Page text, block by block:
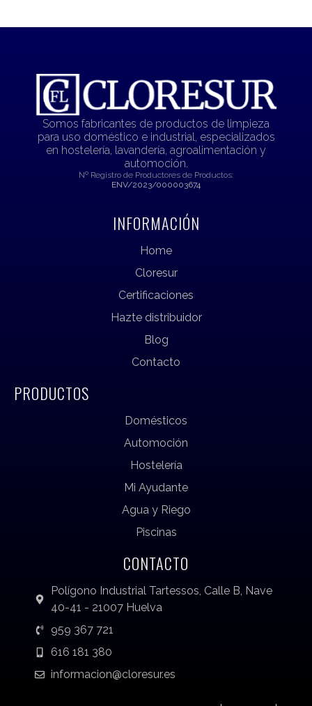
Somos fabricantes de productos de limpieza
para uso doméstico e industrial, especializados
en hostelería, lavandería, agroalimentación y
automoción.
Nº Registro de Productores de Productos:
ENV/2023/000003674
INFORMACIÓN
Home
Cloresur
Certificaciones
Hazte distribuidor
Blog
Contacto
PRODUCTOS
Domésticos
Automoción
Hostelería
Mi Ayudante
Agua y Riego
Piscinas
CONTACTO
Polígono Industrial Tartessos, Calle B, Nave
40-41 - 21007 Huelva
959 367 721
616 181 380
informacion@cloresur.es